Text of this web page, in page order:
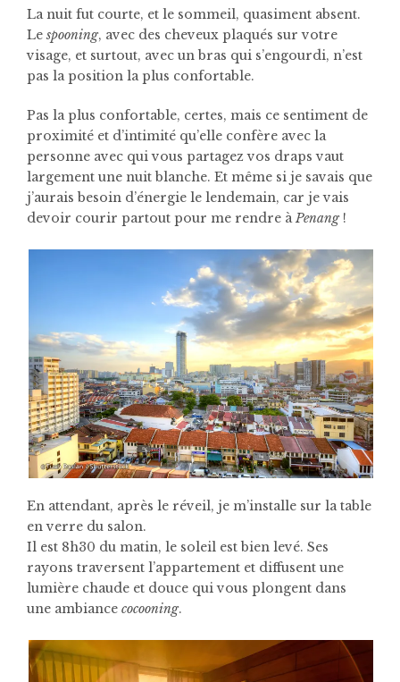
La nuit fut courte, et le sommeil, quasiment absent.
Le spooning, avec des cheveux plaqués sur votre
visage, et surtout, avec un bras qui s’engourdi, n’est
pas la position la plus confortable.
Pas la plus confortable, certes, mais ce sentiment de
proximité et d’intimité qu’elle confère avec la
personne avec qui vous partagez vos draps vaut
largement une nuit blanche. Et même si je savais que
j’aurais besoin d’énergie le lendemain, car je vais
devoir courir partout pour me rendre àPenang!
En attendant, après le réveil, je m’installe sur la table
en verre du salon.
Il est 8h30 du matin, le soleil est bien levé. Ses
rayons traversent l’appartement et diffusent une
lumière chaude et douce qui vous plongent dans
une ambiance cocooning.